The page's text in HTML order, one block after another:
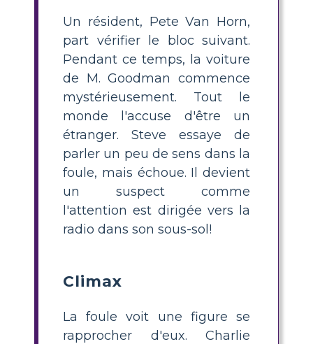
Un résident, Pete Van Horn,
part vérifier le bloc suivant.
Pendant ce temps, la voiture
de M. Goodman commence
mystérieusement. Tout le
monde l'accuse d'être un
étranger. Steve essaye de
parler un peu de sens dans la
foule, mais échoue. Il devient
un suspect comme
l'attention est dirigée vers la
radio dans son sous-sol!
Climax
La foule voit une figure se
rapprocher d'eux. Charlie